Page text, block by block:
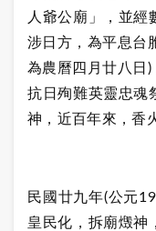
人爺公廟」，並經
涉日方，為平息台
為農曆四月廿八日
抗日殉難英靈忠魂
神，近百年來，香
民國廿九年(公元
皇民化，拆廟燬神